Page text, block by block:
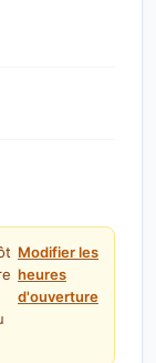
Modifier les
heures
d'ouverture